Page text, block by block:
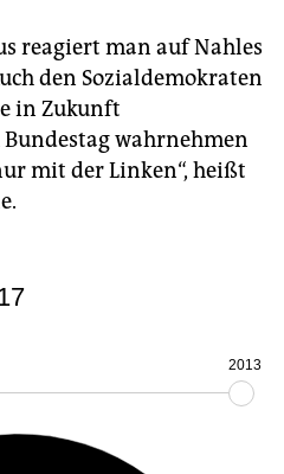
reagiert man auf Nahles
den Sozialdemokraten
in Zukunft
wahrnehmen
mit der Linken“, heißt